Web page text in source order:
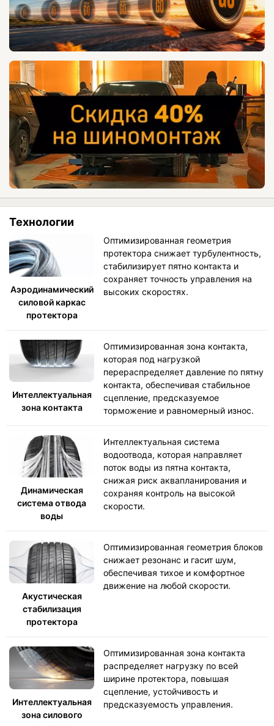
Технологии
Аэродинамический
силовой каркас
протектора
Оптимизированная геометрия
протектора снижает турбулентность,
стабилизирует пятно контакта и
сохраняет точность управления на
высоких скоростях.
Интеллектуальная
зона контакта
Оптимизированная зона контакта,
которая под нагрузкой
перераспределяет давление по пятну
контакта, обеспечивая стабильное
сцепление, предсказуемое
торможение и равномерный износ.
Динамическая
система отвода
воды
Интеллектуальная система
водоотвода, которая направляет
поток воды из пятна контакта,
снижая риск аквапланирования и
сохраняя контроль на высокой
скорости.
Акустическая
стабилизация
протектора
Оптимизированная геометрия блоков
снижает резонанс и гасит шум,
обеспечивая тихое и комфортное
движение на любой скорости.
Интеллектуальная
зона силового
Оптимизированная зона контакта
распределяет нагрузку по всей
ширине протектора, повышая
сцепление, устойчивость и
предсказуемость управления.